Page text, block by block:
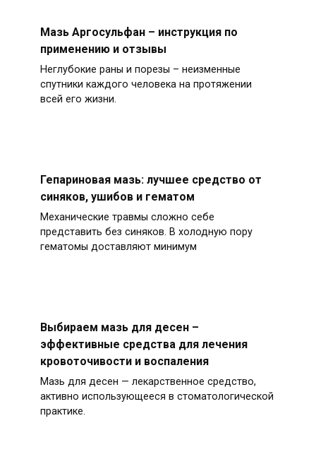
Мазь Аргосульфан – инструкция по
применению и отзывы
Неглубокие раны и порезы – неизменные
спутники каждого человека на протяжении
всей его жизни.
Гепариновая мазь: лучшее средство от
синяков, ушибов и гематом
Механические травмы сложно себе
представить без синяков. В холодную пору
гематомы доставляют минимум
Выбираем мазь для десен –
эффективные средства для лечения
кровоточивости и воспаления
Мазь для десен — лекарственное средство,
активно использующееся в стоматологической
практике.